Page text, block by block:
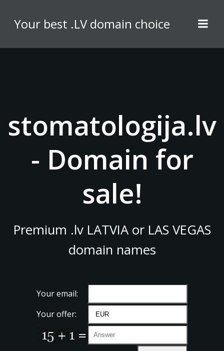
content
Your best .LV domain choice
stomatologija.lv
- Domain for
sale!
Premium .lv LATVIA or LAS VEGAS
domain names
Your email:
Your offer: